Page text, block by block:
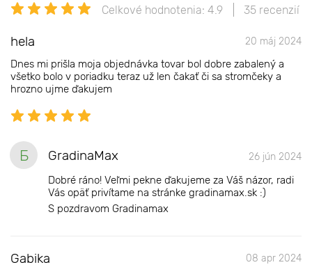
Celkové hodnotenia: 4.9 35 recenzií
hela 20 máj 2024
Dnes mi prišla moja objednávka tovar bol dobre zabalený a
všetko bolo v poriadku teraz už len čakať či sa stromčeky a
hrozno ujme ďakujem
Б GradinaMax 26 jún 2024
Dobré ráno! Veľmi pekne ďakujeme za Váš názor, radi
Vás opäť privítame na stránke gradinamax.sk :)
S pozdravom Gradinamax
Gabika 08 apr 2024